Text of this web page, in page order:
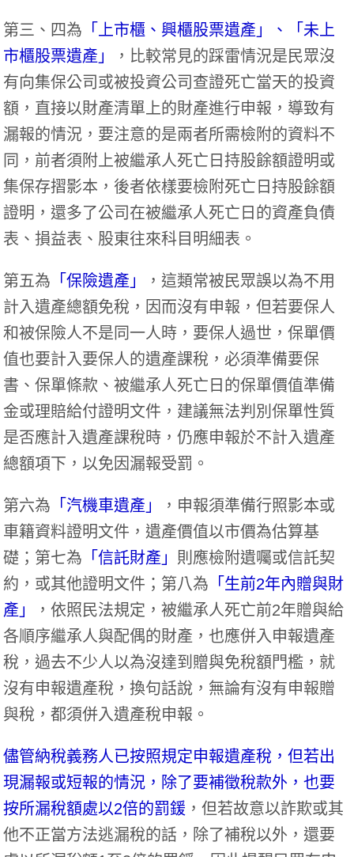
第三、四為 「上市櫃、興櫃股票遺產」、「未上
市櫃股票遺產」
，比較常見的踩雷情況是民眾沒
有向集保公司或被投資公司查證死亡當天的投資
額，直接以財產清單上的財產進行申報，導致有
漏報的情況，要注意的是兩者所需檢附的資料不
同，前者須附上被繼承人死亡日持股餘額證明或
集保存摺影本，後者依樣要檢附死亡日持股餘額
證明，還多了公司在被繼承人死亡日的資產負債
表、損益表、股東往來科目明細表。
第五為 「保險遺產」
，這類常被民眾誤以為不用
計入遺產總額免稅，因而沒有申報，但若要保人
和被保險人不是同一人時，要保人過世，保單價
值也要計入要保人的遺產課稅，必須準備要保
書、保單條款、被繼承人死亡日的保單價值準備
金或理賠給付證明文件，建議無法判別保單性質
是否應計入遺產課稅時，仍應申報於不計入遺產
總額項下，以免因漏報受罰。
第六為 「汽機車遺產」
，申報須準備行照影本或
車籍資料證明文件，遺產價值以市價為估算基
礎；第七為 「信託財產」 則應檢附遺囑或信託契
約，或其他證明文件；第八為 「生前2年內贈與財
產」
，依照民法規定，被繼承人死亡前2年贈與給
各順序繼承人與配偶的財產，也應併入申報遺產
稅，過去不少人以為沒達到贈與免稅額門檻，就
沒有申報遺產稅，換句話說，無論有沒有申報贈
與稅，都須併入遺產稅申報。
儘管納稅義務人已按照規定申報遺產稅，但若出
現漏報或短報的情況，除了要補徵稅款外，也要
按所漏稅額處以2倍的罰鍰 ，但若故意以詐欺或其
他不正當方法逃漏稅的話，除了補稅以外，還要